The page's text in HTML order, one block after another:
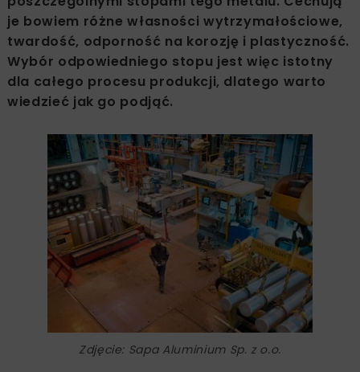
je bowiem różne własności wytrzymałościowe,
twardość, odporność na korozję i plastyczność.
Wybór odpowiedniego stopu jest więc istotny
dla całego procesu produkcji, dlatego warto
wiedzieć jak go podjąć.
Zdjęcie: Sapa Aluminium Sp. z o.o.